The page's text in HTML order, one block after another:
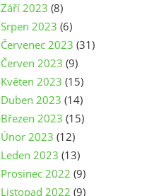
Září 2023 (8)
Srpen 2023 (6)
Červenec 2023 (31)
Červen 2023 (9)
Květen 2023 (15)
Duben 2023 (14)
Březen 2023 (15)
Únor 2023 (12)
Leden 2023 (13)
Prosinec 2022 (9)
Listopad 2022 (9)